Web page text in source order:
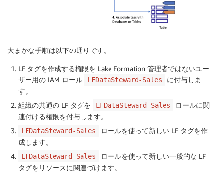
大まかな手順は以下の通りです。
LF タグを作成する権限を Lake Formation 管理者ではないユー
ザー用の IAM ロール
LFDataSteward-Sales
に付与しま
す。
組織の共通の LF タグを
LFDataSteward-Sales
ロールに関
連付ける権限を付与します。
LFDataSteward-Sales
ロールを使って新しい LF タグを作
成します。
LFDataSteward-Sales
ロールを使って新しい一般的な LF
タグをリソースに関連づけます。